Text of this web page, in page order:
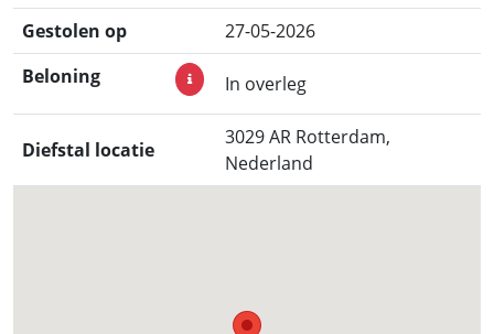
Gestolen op
27-05-2026
Beloning
In overleg
Diefstal locatie
3029 AR Rotterdam,
Nederland